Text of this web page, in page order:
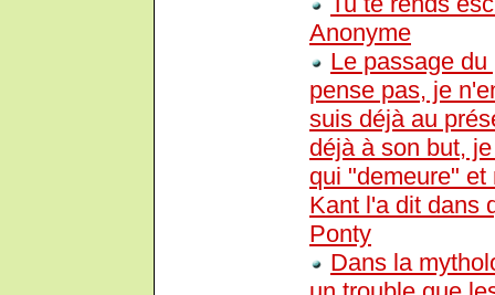
Anonyme
Le passage
pense pas, je
suis déjà au
déjà à son but,
qui "demeure"
Kant l'a dit dans
Ponty
Dans la